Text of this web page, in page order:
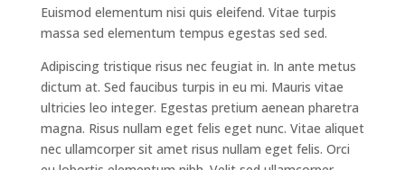
Euismod elementum nisi quis eleifend. Vitae turpis
massa sed elementum tempus egestas sed sed.
Adipiscing tristique risus nec feugiat in. In ante metus
dictum at. Sed faucibus turpis in eu mi. Mauris vitae
ultricies leo integer. Egestas pretium aenean pharetra
magna. Risus nullam eget felis eget nunc. Vitae aliquet
nec ullamcorper sit amet risus nullam eget felis. Orci